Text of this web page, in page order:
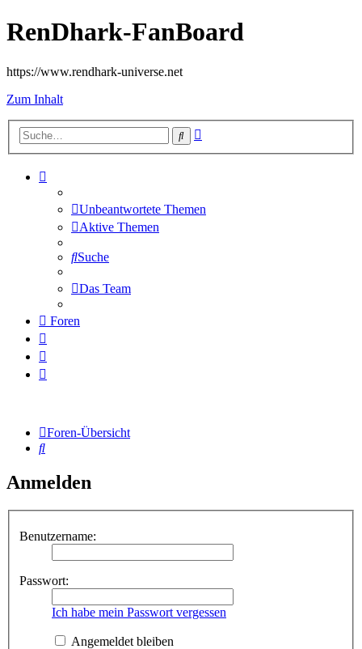
RenDhark-FanBoard
https://www.rendhark-universe.net
Zum Inhalt
Suche
Unbeantwortete Themen
Aktive Themen
Suche
Das Team
Foren
Foren-Übersicht
Suche
Anmelden
Benutzername:
Passwort:
Ich habe mein Passwort vergessen
Angemeldet bleiben